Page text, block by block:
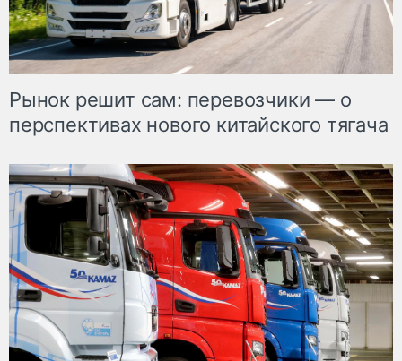
Рынок решит сам: перевозчики — о
перспективах нового китайского тягача